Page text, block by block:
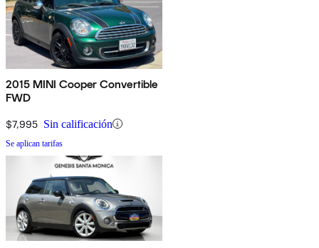
2015 MINI Cooper Convertible
FWD
$7,995 Sin calificación
Se aplican tarifas